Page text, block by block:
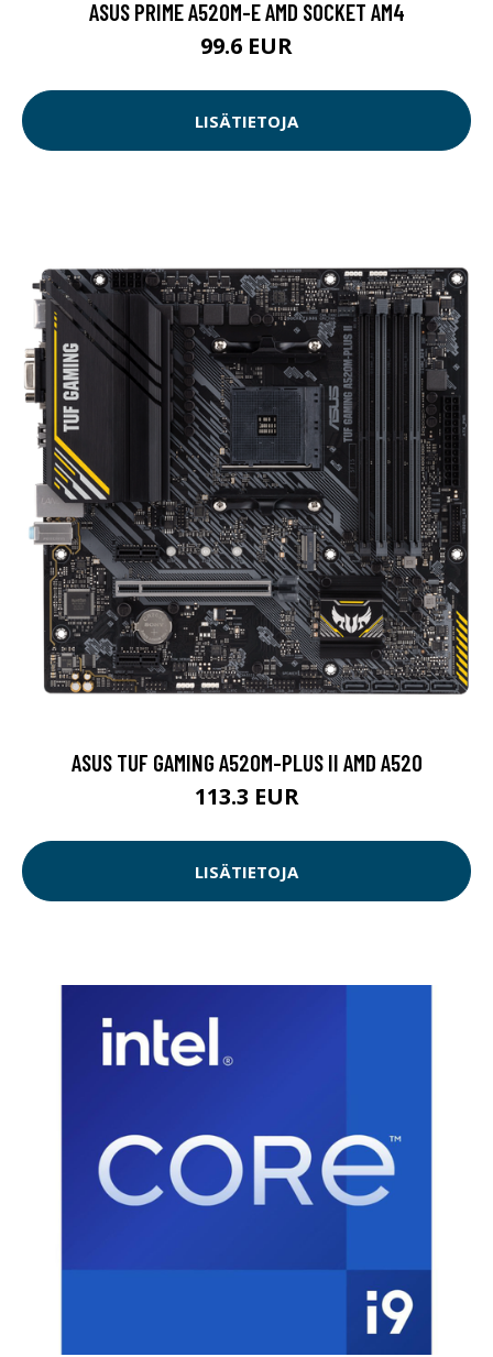
ASUS PRIME A520M-E AMD SOCKET AM4
99.6 EUR
LISÄTIETOJA
ASUS TUF GAMING A520M-PLUS II AMD A520
113.3 EUR
LISÄTIETOJA